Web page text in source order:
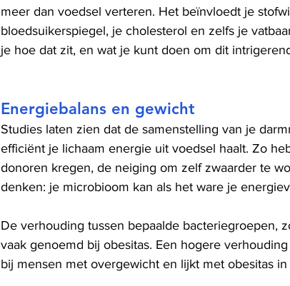
meer dan voedsel verteren. Het beïnvloedt je
bloedsuikerspiegel, je cholesterol en zelfs je
je hoe dat zit, en wat je kunt doen om dit
Energiebalans en gewicht
Studies laten zien dat de samenstelling van je
efficiënt je lichaam energie uit voedsel haalt. Zo
donoren kregen, de neiging om zelf zwaarder te
denken: je microbioom kan als het ware je
De verhouding tussen bepaalde bacteriegroepen,
vaak genoemd bij obesitas. Een hogere
bij mensen met overgewicht en lijkt met obesitas in